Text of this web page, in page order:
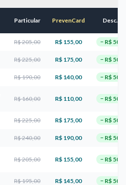
Particular PrevenCard Desc. R$
R$ 205,00 R$ 155,00 − R$
R$ 225,00 R$ 175,00 − R$
R$ 190,00 R$ 140,00 − R$
R$ 160,00 R$ 110,00 − R$
R$ 225,00 R$ 175,00 − R$
R$ 240,00 R$ 190,00 − R$
R$ 205,00 R$ 155,00 − R$
R$ 195,00 R$ 145,00 − R$